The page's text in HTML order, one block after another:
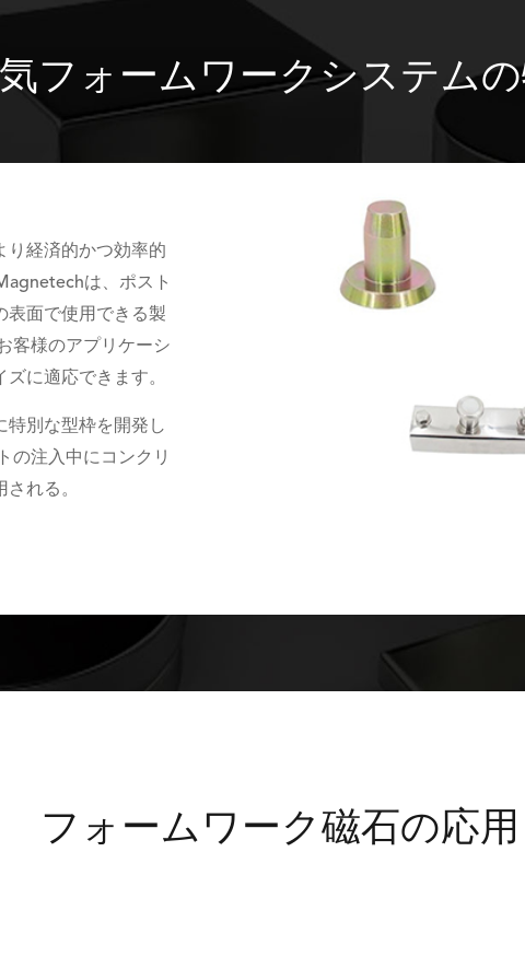
フォームワークシステム
り経済的かつ効率的
は、ポスト
表面で使用できる製
客様のアプリケーシ
に適応できます。
特別な型枠を開発し
の注入中にコンクリ
れる。
フォームワーク磁石の応用